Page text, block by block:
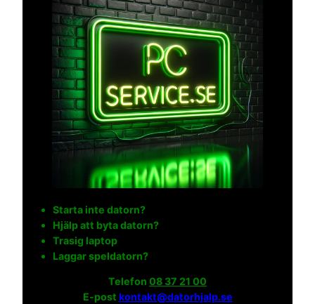
Starta inte datorn?
Hjälp att byta datorn?
Trasig laptop
Laggar speldatorn?
Telefon 08 37 21 00
E-post kontakt@datorhjalp.se